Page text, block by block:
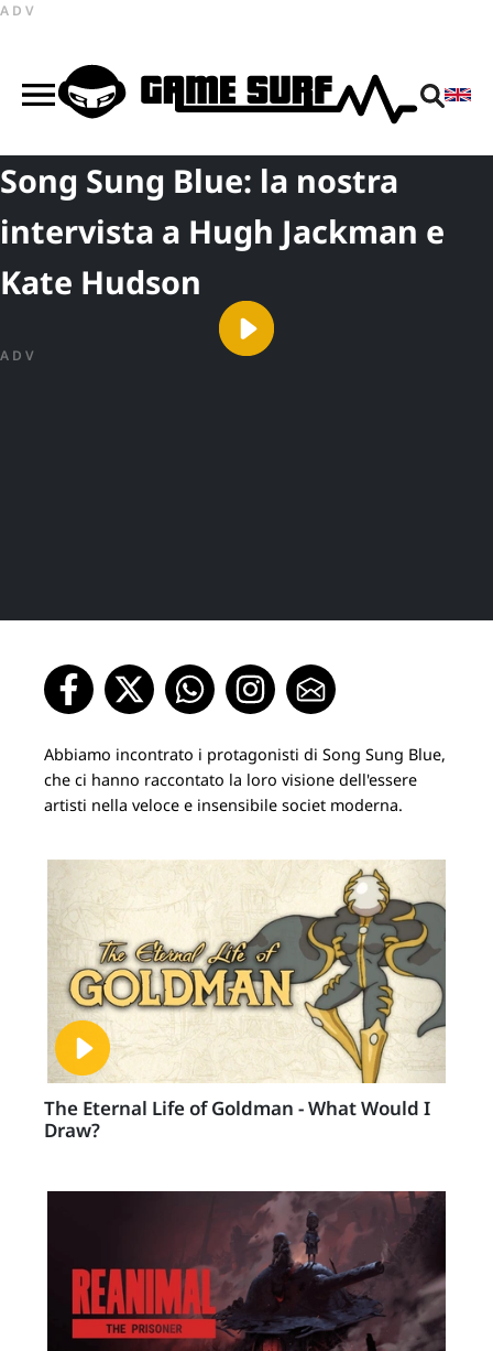
ADV
Song Sung Blue: la nostra
intervista a Hugh Jackman e
Kate Hudson
ADV
Abbiamo incontrato i protagonisti di Song Sung Blue,
che ci hanno raccontato la loro visione dell'essere
artisti nella veloce e insensibile societ moderna.
The Eternal Life of Goldman - What Would I
Draw?